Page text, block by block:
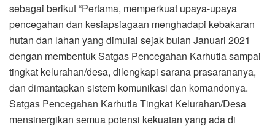
sebagai berikut “Pertama, memperkuat upaya-upaya
pencegahan dan kesiapsiagaan menghadapi kebakaran
hutan dan lahan yang dimulai sejak bulan Januari 2021
dengan membentuk Satgas Pencegahan Karhutla sampai
tingkat kelurahan/desa, dilengkapi sarana prasarananya,
dan dimantapkan sistem komunikasi dan komandonya.
Satgas Pencegahan Karhutla Tingkat Kelurahan/Desa
mensinergikan semua potensi kekuatan yang ada di